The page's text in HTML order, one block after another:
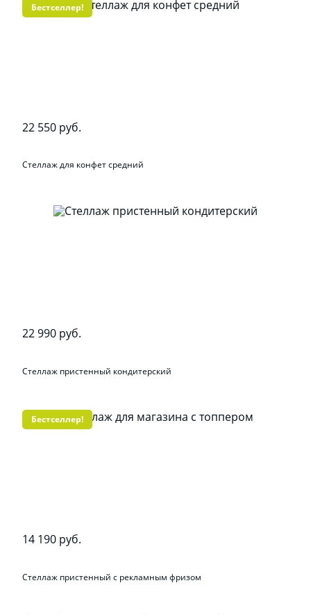
Бестселлер!
22 550 руб.
Стеллаж для конфет средний
22 990 руб.
Стеллаж пристенный кондитерский
Бестселлер!
14 190 руб.
Стеллаж пристенный с рекламным фризом